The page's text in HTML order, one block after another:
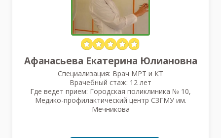
Афанасьева Екатерина Юлиановна
Специализация: Врач МРТ и КТ
Врачебный стаж: 12 лет
Где ведет прием: Городская поликлиника № 10,
Медико-профилактический центр СЗГМУ им.
Мечникова